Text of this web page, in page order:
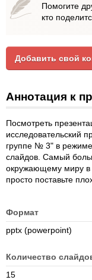
Помогите
кто
Добавить свой
Аннотация к
Посмотреть
исследовательский
группе № 3" в
слайдов. Самый
окружающему миру в
просто поставьте
Формат
pptx (powerpoint)
Количество
15